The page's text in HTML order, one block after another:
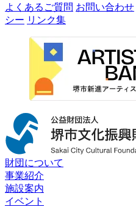
よくあるご質問 お問い合わせ
シー リンク集
財団について
事業紹介
施設案内
イベント